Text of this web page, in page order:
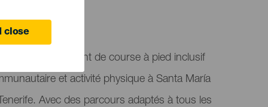
close
est un événement de course à pied inclusif
et activité physique à Santa María
Avec des parcours adaptés à tous les